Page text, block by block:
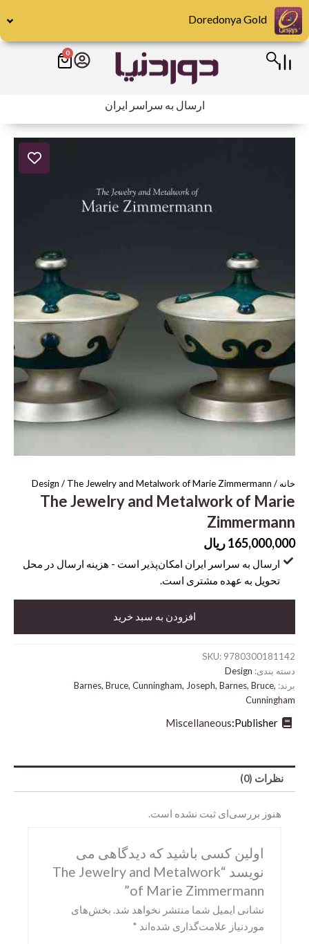
پرش
به
محتوا
Hirmer
Miscellaneous
Penguin
0
سبد
ارسال به سراسر ایران
خانه /
Design / The Jewelry and Metalwork of Marie Zimmermann
The Jewelry and Metalwork of Marie
Zimmermann
165,000,000ریال
ارسال به سراسر ایران امکان‌پذیر است - هزینه ارسال در محل
تحویل به عهده مشتری است.
Metalwork
of
Zimmermann
عدد
افزودن به سبد خرید
SKU: 9780300181142
دسته بندی: Design
برند: Barnes, Bruce, Cunningham, Joseph, Barnes, Bruce,
Cunningham
Publisher:
Miscellaneous
نظرات (0)
هنوز بررسی‌ای ثبت نشده است.
اولین کسی باشید که دیدگاهی می
نویسد “The Jewelry and Metalwork
of Marie Zimmermann”
نشانی ایمیل شما منتشر نخواهد شد. بخش‌های
موردنیاز علامت‌گذاری شده‌اند *